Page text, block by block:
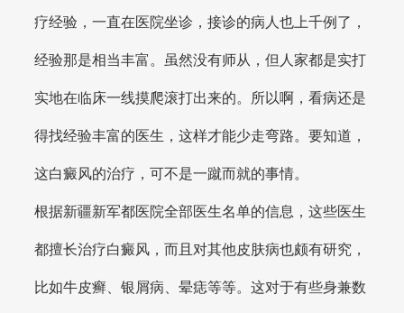
疗经验，一直在医院坐诊，接诊的病人也上千例了，
经验那是相当丰富。虽然没有师从，但人家都是实打
实地在临床一线摸爬滚打出来的。所以啊，看病还是
得找经验丰富的医生，这样才能少走弯路。要知道，
这白癜风的治疗，可不是一蹴而就的事情。
根据新疆新军都医院全部医生名单的信息，这些医生
都擅长治疗白癜风，而且对其他皮肤病也颇有研究，
比如牛皮癣、银屑病、晕痣等等。这对于有些身兼数